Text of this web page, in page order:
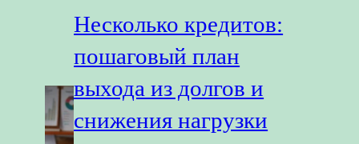
Несколько кредитов:
пошаговый план
выхода из долгов и
снижения нагрузки